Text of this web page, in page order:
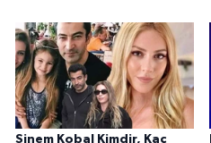
Sinem Kobal Kimdir, Kaç